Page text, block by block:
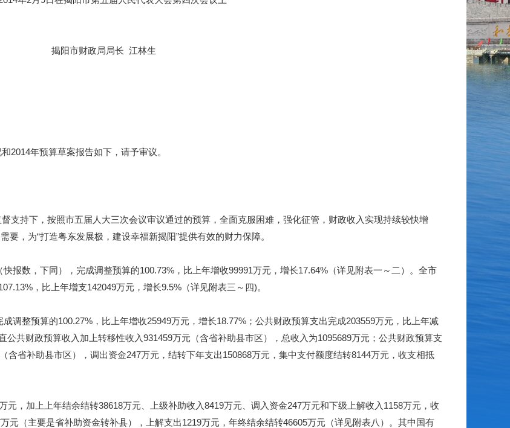
揭阳市财政局局长 江林生
2014年预算草案报告如下，请予审议。
支持下，按照市五届人大三次会议审议通过的预算，全面克服困难，强化征管，财政收入实现持续较快增
要，为“打造粤东发展极，建设幸福新揭阳”提供有效的财力保障。
快报数，下同），完成调整预算的100.73% ，比上年增收99991万元，增长17.64% （详见附表一～二）。全市
，比上年增支142049万元，增长9.5% （详见附表三～四)。
成调整预算的100.27% ，比上年增收25949万元，增长18.77% ；公共财政预算支出完成203559万元，比上年减
公共财政预算收入加上转移性收入931459万元（含省补助县市区），总收入为1095689万元；公共财政预算支
含省补助县市区），调出资金247万元，结转下年支出150868万元，集中支付额度结转8144万元，收支相抵
元，加上上年结余结转38618万元、上级补助收入8419万元、调入资金247万元和下级上解收入 1158万元，收
万元（主要是省补助资金转补县），上解支出1219万元，年终结余结转46605万元（详见附表八）。其中国有